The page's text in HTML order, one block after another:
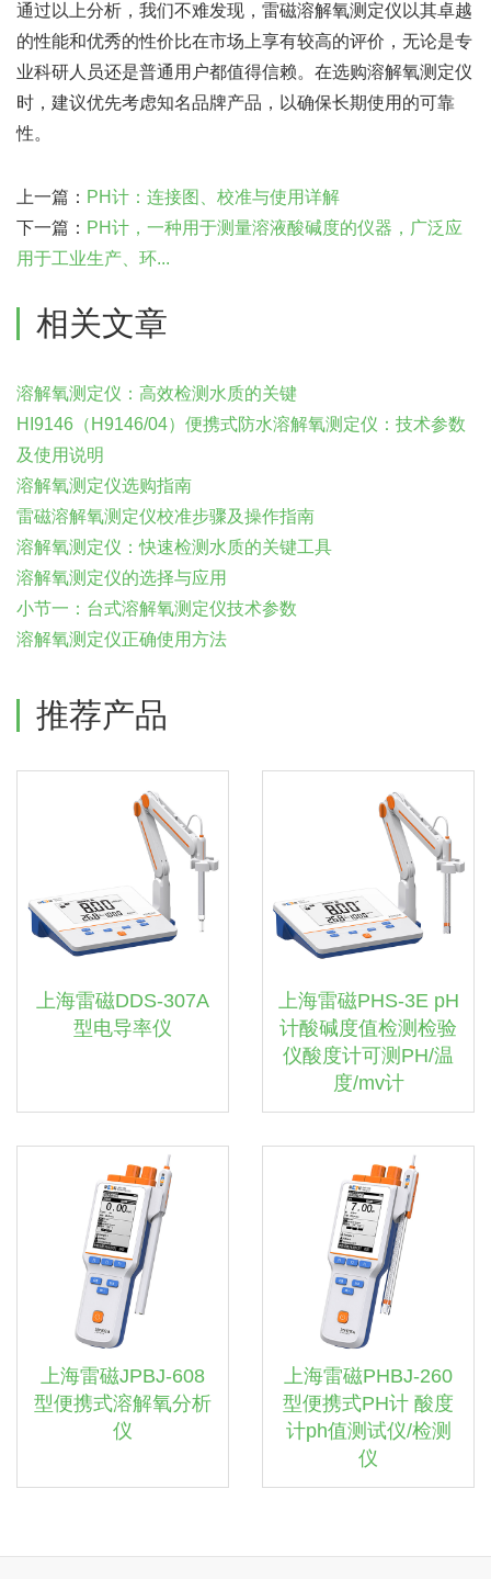
通过以上分析，我们不难发现，雷磁溶解氧测定仪以其卓越
的性能和优秀的性价比在市场上享有较高的评价，无论是专
业科研人员还是普通用户都值得信赖。在选购溶解氧测定仪
时，建议优先考虑知名品牌产品，以确保长期使用的可靠
性。
上一篇： PH计：连接图、校准与使用详解
下一篇： PH计，一种用于测量溶液酸碱度的仪器，广泛应
用于工业生产、环...
相关文章
溶解氧测定仪：高效检测水质的关键
HI9146（H9146/04）便携式防水溶解氧测定仪：技术参数
及使用说明
溶解氧测定仪选购指南
雷磁溶解氧测定仪校准步骤及操作指南
溶解氧测定仪：快速检测水质的关键工具
溶解氧测定仪的选择与应用
小节一：台式溶解氧测定仪技术参数
溶解氧测定仪正确使用方法
推荐产品
上海雷磁DDS-307A
型电导率仪
上海雷磁PHS-3E pH
计酸碱度值检测检验
仪酸度计可测PH/温
度/mv计
上海雷磁JPBJ-608
型便携式溶解氧分析
仪
上海雷磁PHBJ-260
型便携式PH计 酸度
计ph值测试仪/检测
仪